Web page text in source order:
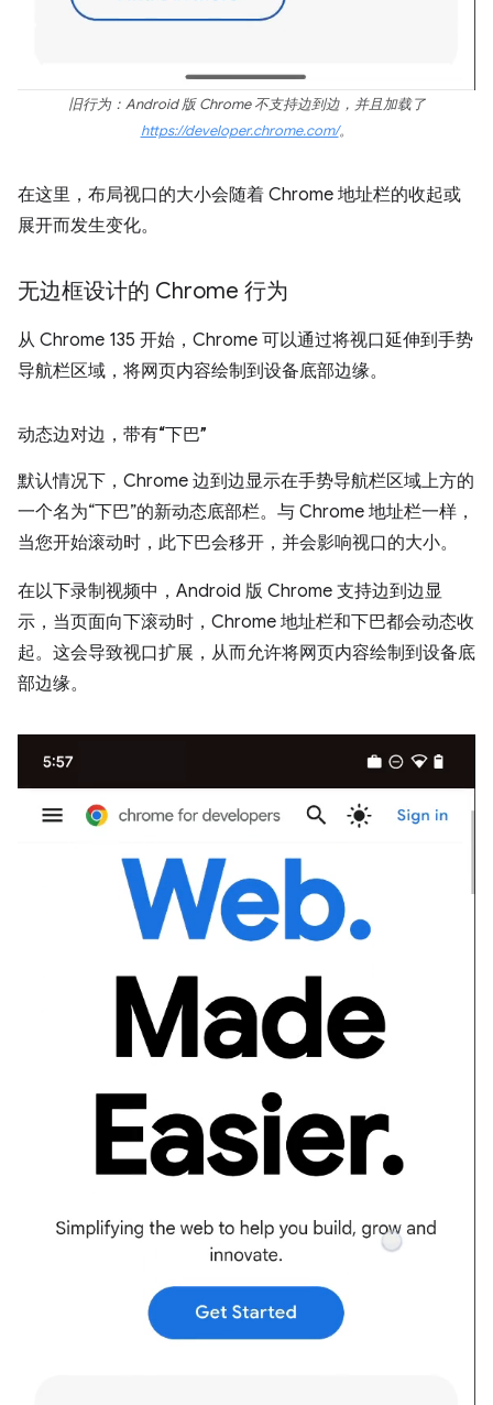
旧行为：Android 版 Chrome 不支持边到边，并且加载了
https://developer.chrome.com/。
在这里，布局视口的大小会随着 Chrome 地址栏的收起或
展开而发生变化。
无边框设计的 Chrome 行为
从 Chrome 135 开始，Chrome 可以通过将视口延伸到手势
导航栏区域，将网页内容绘制到设备底部边缘。
动态边对边，带有“下巴”
默认情况下，Chrome 边到边显示在手势导航栏区域上方的
一个名为“下巴”的新动态底部栏。与 Chrome 地址栏一样，
当您开始滚动时，此下巴会移开，并会影响视口的大小。
在以下录制视频中，Android 版 Chrome 支持边到边显
示，当页面向下滚动时，Chrome 地址栏和下巴都会动态收
起。这会导致视口扩展，从而允许将网页内容绘制到设备底
部边缘。